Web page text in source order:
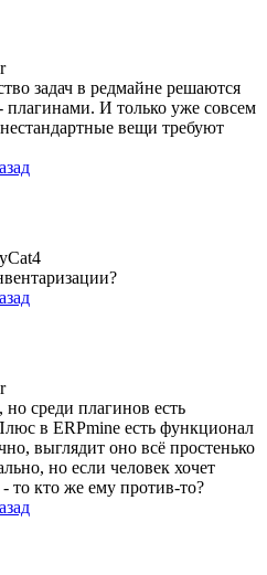
задач в редмайне решаются
плагинами. И только уже совсем
вещи требуют
среди плагинов есть
в ERPmine есть функционал
выглядит оно всё простенько
но если человек хочет
то кто же ему против-то?